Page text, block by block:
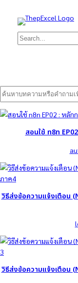
Search
Search
สอนใช้ n8n
วิธีส่งข้อความแจ้งเตือน
วิธีส่งข้อความแจ้งเตือน